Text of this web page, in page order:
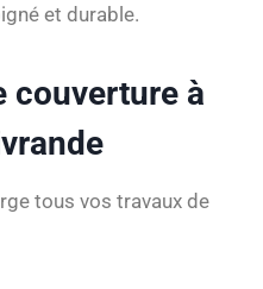
et durable.
couverture à
tous vos travaux de